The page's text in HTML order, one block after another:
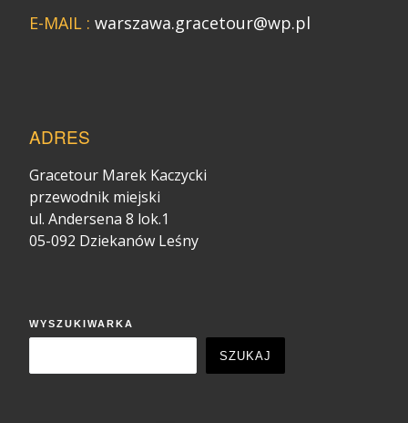
E-MAIL : warszawa.gracetour@wp.pl
ADRES
Gracetour Marek Kaczycki
przewodnik miejski
ul. Andersena 8 lok.1
05-092 Dziekanów Leśny
WYSZUKIWARKA
SZUKAJ